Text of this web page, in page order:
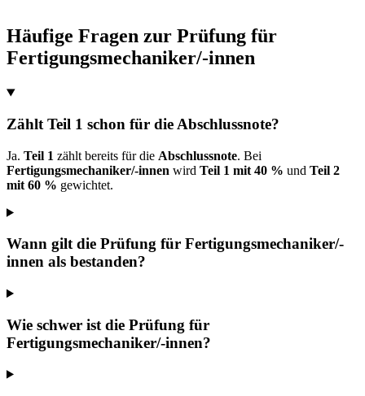
Häufige Fragen zur Prüfung für
Fertigungsmechaniker/-innen
Zählt Teil 1 schon für die Abschlussnote?
Ja. Teil 1 zählt bereits für die Abschlussnote. Bei
Fertigungsmechaniker/-innen wird Teil 1 mit 40 % und Teil 2
mit 60 % gewichtet.
Wann gilt die Prüfung für Fertigungsmechaniker/-
innen als bestanden?
Wie schwer ist die Prüfung für
Fertigungsmechaniker/-innen?